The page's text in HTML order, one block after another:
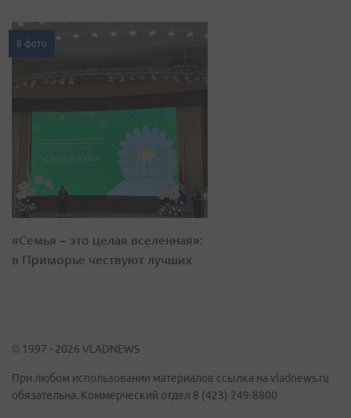
8 фото
«Семья – это целая вселенная»:
в Приморье чествуют лучших
© 1997 - 2026 VLADNEWS
При любом использовании материалов ссылка на vladnews.ru
обязательна. Коммерческий отдел 8 (423) 249-8800